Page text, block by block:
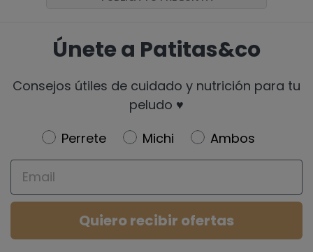
Únete a Patitas&co
Consejos útiles de cuidado y nutrición para tu
peludo ♥️
Newsletter
Perrete Michi
Ambos
Email
Quiero recibir ofertas